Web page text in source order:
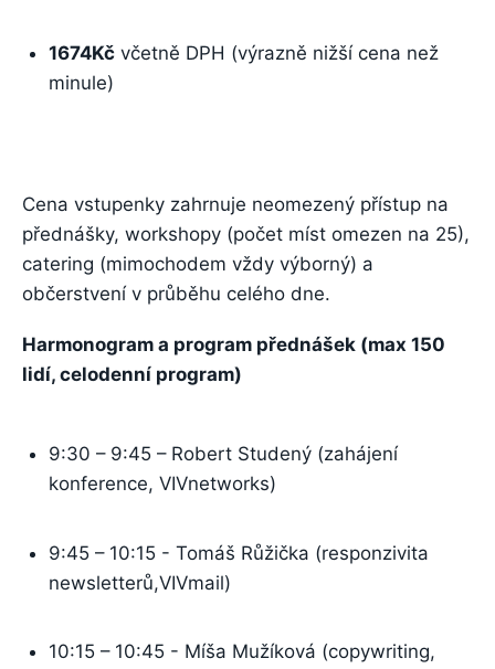
1674Kčvčetně DPH (výrazně nižší cena než
minule)
Cena vstupenky zahrnuje neomezený přístup na
přednášky, workshopy (počet míst omezen na 25),
catering (mimochodem vždy výborný) a
občerstvení v průběhu celého dne.
Harmonogram a program přednášek (max 150
lidí, celodenní program)
9:30 – 9:45 – Robert Studený (zahájení
konference, VIVnetworks)
9:45 – 10:15 - Tomáš Růžička (responzivita
newsletterů,VIVmail)
10:15 – 10:45 - Míša Mužíková (copywriting,